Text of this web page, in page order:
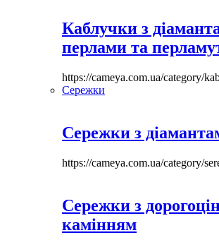
Каблучки з
перлами та
https://cameya.com.ua/category/
Сережки
Сережки з
https://cameya.com.ua/category/
Сережки з
камінням